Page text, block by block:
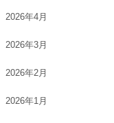
2026年4月
2026年3月
2026年2月
2026年1月